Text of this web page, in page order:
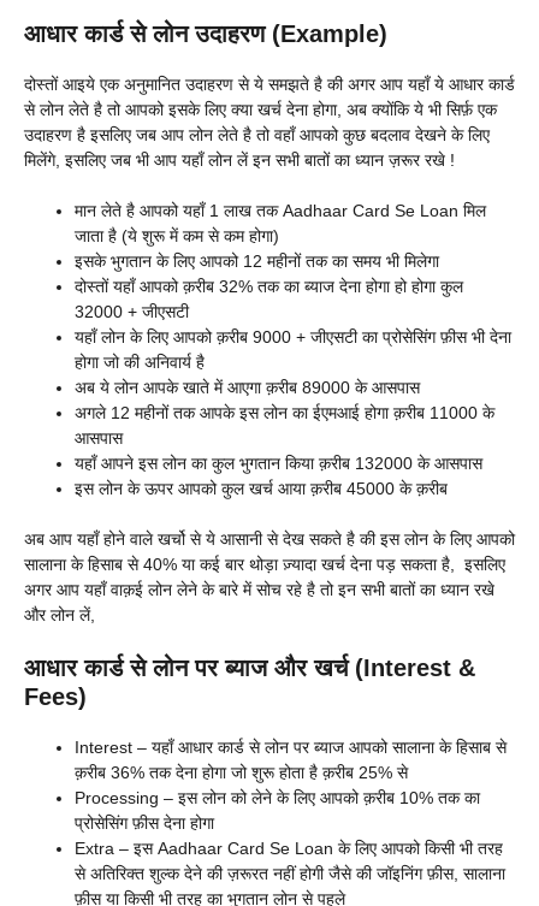
आधार कार्ड से लोन उदाहरण (Example)
दोस्तों आइये एक अनुमानित उदाहरण से ये समझते है की अगर आप यहाँ ये आधार कार्ड
से लोन लेते है तो आपको इसके लिए क्या खर्च देना होगा, अब क्योंकि ये भी सिर्फ़ एक
उदाहरण है इसलिए जब आप लोन लेते है तो वहाँ आपको कुछ बदलाव देखने के लिए
मिलेंगे, इसलिए जब भी आप यहाँ लोन लें इन सभी बातों का ध्यान ज़रूर रखे !
मान लेते है आपको यहाँ 1 लाख तक Aadhaar Card Se Loan मिल
जाता है (ये शुरू में कम से कम होगा)
इसके भुगतान के लिए आपको 12 महीनों तक का समय भी मिलेगा
दोस्तों यहाँ आपको क़रीब 32% तक का ब्याज देना होगा हो होगा कुल
32000 + जीएसटी
यहाँ लोन के लिए आपको क़रीब 9000 + जीएसटी का प्रोसेसिंग फ़ीस भी देना
होगा जो की अनिवार्य है
अब ये लोन आपके खाते में आएगा क़रीब 89000 के आसपास
अगले 12 महीनों तक आपके इस लोन का ईएमआई होगा क़रीब 11000 के
आसपास
यहाँ आपने इस लोन का कुल भुगतान किया क़रीब 132000 के आसपास
इस लोन के ऊपर आपको कुल खर्च आया क़रीब 45000 के क़रीब
अब आप यहाँ होने वाले खर्चो से ये आसानी से देख सकते है की इस लोन के लिए आपको
सालाना के हिसाब से 40% या कई बार थोड़ा ज़्यादा खर्च देना पड़ सकता है, इसलिए
अगर आप यहाँ वाक़ई लोन लेने के बारे में सोच रहे है तो इन सभी बातों का ध्यान रखे
और लोन लें,
आधार कार्ड से लोन पर ब्याज और खर्च (Interest &
Fees)
Interest – यहाँ आधार कार्ड से लोन पर ब्याज आपको सालाना के हिसाब से
क़रीब 36% तक देना होगा जो शुरू होता है क़रीब 25% से
Processing – इस लोन को लेने के लिए आपको क़रीब 10% तक का
प्रोसेसिंग फ़ीस देना होगा
Extra – इस Aadhaar Card Se Loan के लिए आपको किसी भी तरह
से अतिरिक्त शुल्क देने की ज़रूरत नहीं होगी जैसे की जॉइनिंग फ़ीस, सालाना
फ़ीस या किसी भी तरह का भुगतान लोन से पहले